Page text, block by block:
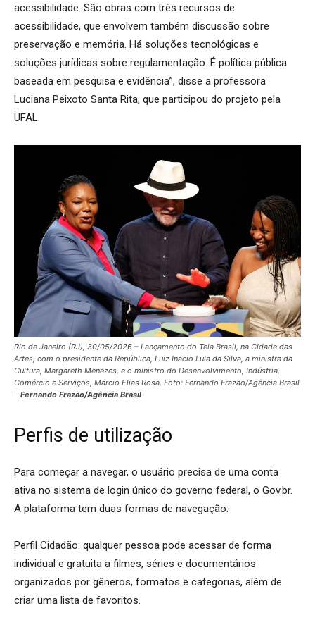
acessibilidade. São obras com três recursos de
acessibilidade, que envolvem também discussão sobre
preservação e memória. Há soluções tecnológicas e
soluções jurídicas sobre regulamentação. É política pública
baseada em pesquisa e evidência”, disse a professora
Luciana Peixoto Santa Rita, que participou do projeto pela
UFAL.
Rio de Janeiro (RJ), 30/05/2026 – Lançamento do Tela Brasil, na Cidade das
Artes, com o presidente da República, Luiz Inácio Lula da Silva, a ministra da
Cultura, Margareth Menezes, e o ministro do Desenvolvimento, Indústria,
Comércio e Serviços, Márcio Elias Rosa. Foto: Fernando Frazão/Agência Brasil
– Fernando Frazão/Agência Brasil
Perfis de utilização
Para começar a navegar, o usuário precisa de uma conta
ativa no sistema de login único do governo federal, o Gov.br.
A plataforma tem duas formas de navegação:
Perfil Cidadão: qualquer pessoa pode acessar de forma
individual e gratuita a filmes, séries e documentários
organizados por gêneros, formatos e categorias, além de
criar uma lista de favoritos.